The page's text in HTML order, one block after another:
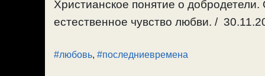
Христианское понятие о
естественное чувство любви. /
#любовь, #последниевремена